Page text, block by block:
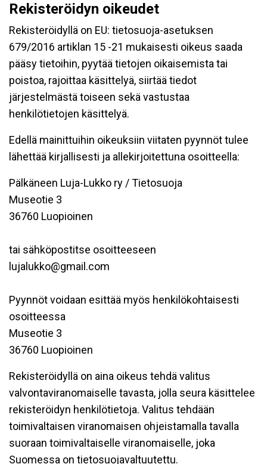
Rekisteröidyn oikeudet
Rekisteröidyllä on EU: tietosuoja-asetuksen
679/2016 artiklan 15 -21 mukaisesti oikeus saada
pääsy tietoihin, pyytää tietojen oikaisemista tai
poistoa, rajoittaa käsittelyä, siirtää tiedot
järjestelmästä toiseen sekä vastustaa
henkilötietojen käsittelyä.
Edellä mainittuihin oikeuksiin viitaten pyynnöt tulee
lähettää kirjallisesti ja allekirjoitettuna osoitteella:
Pälkäneen Luja-Lukko ry / Tietosuoja
Museotie 3
36760 Luopioinen
tai sähköpostitse osoitteeseen
lujalukko@gmail.com
Pyynnöt voidaan esittää myös henkilökohtaisesti
osoitteessa
Museotie 3
36760 Luopioinen
Rekisteröidyllä on aina oikeus tehdä valitus
valvontaviranomaiselle tavasta, jolla seura käsittelee
rekisteröidyn henkilötietoja. Valitus tehdään
toimivaltaisen viranomaisen ohjeistamalla tavalla
suoraan toimivaltaiselle viranomaiselle, joka
Suomessa on tietosuojavaltuutettu.